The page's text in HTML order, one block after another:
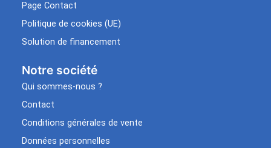
Page Contact
Politique de cookies (UE)
Solution de financement
Notre société
Qui sommes-nous ?
Contact
Conditions générales de vente
Données personnelles